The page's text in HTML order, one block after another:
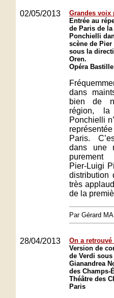
02/05/2013
Grandes voix
Entrée au
de Paris de
Ponchielli
scène de
sous la
Oren.
Opéra
dans
bien de
région,
Ponchielli
Paris.
dans une
purement
Pier-Luigi
distribution
très
de la
Par Gérard
28/04/2013
On a
Version de
de Verdi
Gianandrea
des Champs-
Théâtre des
Paris